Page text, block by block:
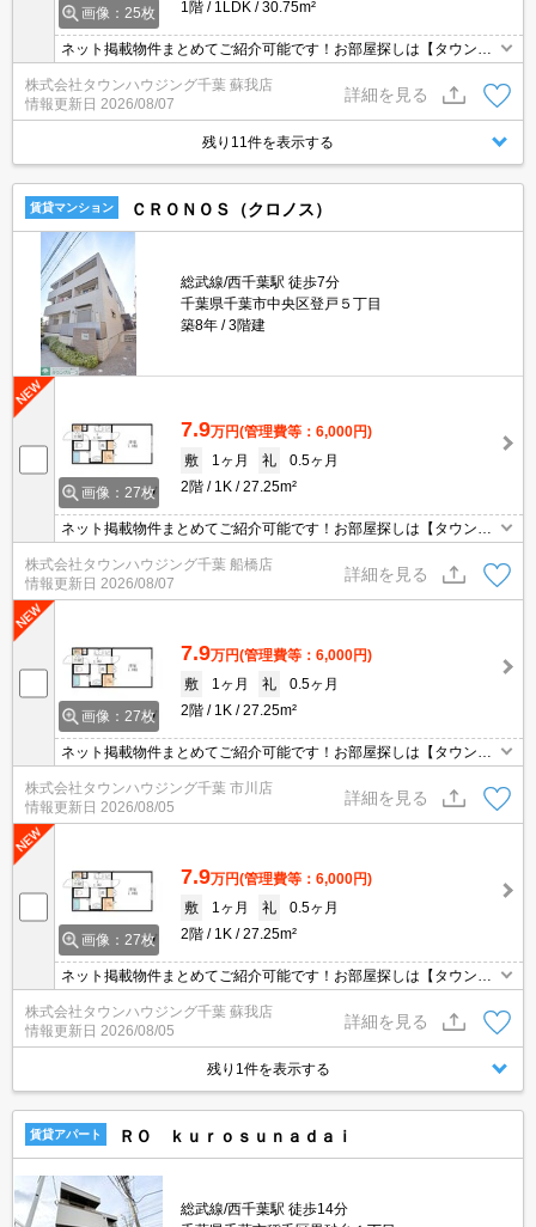
画像：25枚
1階
1LDK 30.75m²
ネット掲載物件まとめてご紹介可能です！お部屋探しは【タウンハ
ウジング】にお任せください！※オンライン内見・現地待ち合わせ
は事前にご相談ください。
株式会社タウンハウジング千葉 蘇我店
情報更新日 2026/08/07
詳細を見る
残り11件を表示する
賃貸マンション ＣＲＯＮＯＳ（クロノス）
総武線/西千葉駅 徒歩7分
千葉県千葉市中央区登戸５丁目
築8年
3階建
画像：27枚
7.9万円(管理費等：6,000円)
敷
1ヶ月 礼
0.5ヶ月
2階
1K 27.25m²
ネット掲載物件まとめてご紹介可能です！お部屋探しは【タウンハ
ウジング】にお任せください！※オンライン内見・現地待ち合わせ
は事前にご相談ください。
株式会社タウンハウジング千葉 船橋店
情報更新日 2026/08/07
詳細を見る
画像：27枚
7.9万円(管理費等：6,000円)
敷
1ヶ月 礼
0.5ヶ月
2階
1K 27.25m²
ネット掲載物件まとめてご紹介可能です！お部屋探しは【タウンハ
ウジング】にお任せください！※オンライン内見・現地待ち合わせ
は事前にご相談ください。
株式会社タウンハウジング千葉 市川店
情報更新日 2026/08/05
詳細を見る
画像：27枚
7.9万円(管理費等：6,000円)
敷
1ヶ月 礼
0.5ヶ月
2階
1K 27.25m²
ネット掲載物件まとめてご紹介可能です！お部屋探しは【タウンハ
ウジング】にお任せください！※オンライン内見・現地待ち合わせ
は事前にご相談ください。
株式会社タウンハウジング千葉 蘇我店
情報更新日 2026/08/05
詳細を見る
残り1件を表示する
賃貸アパート ＲＯ ｋｕｒｏｓｕｎａｄａｉ
総武線/西千葉駅 徒歩14分